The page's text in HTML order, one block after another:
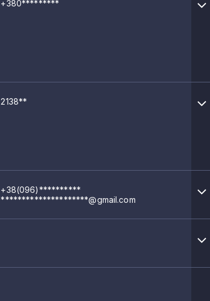
+380*********
2138**
+38(096)**********
*********************@gmail.com